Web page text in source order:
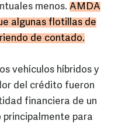
menos. AMDA
algunas flotillas de
de contado.
vehículos híbridos y
del crédito fueron
financiera de un
para